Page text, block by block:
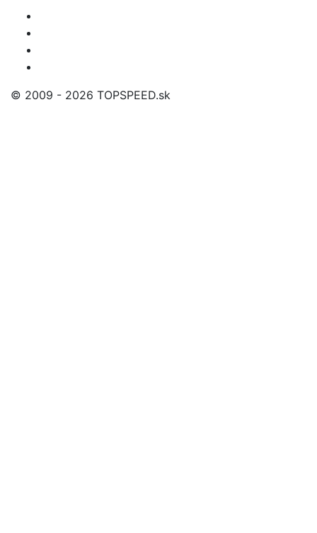
© 2009 - 2026 TOPSPEED.sk